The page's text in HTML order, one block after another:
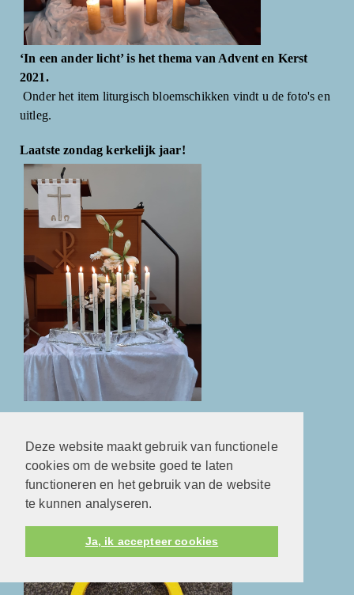
Deze website maakt gebruik van functionele
cookies om de website goed te laten
functioneren en het gebruik van de website
te kunnen analyseren.
Ja, ik accepteer cookies
‘In een ander licht’ is het thema van Advent en Kerst
2021.
Onder het item liturgisch bloemschikken vindt u de foto's en
uitleg.
Laatste zondag kerkelijk jaar!